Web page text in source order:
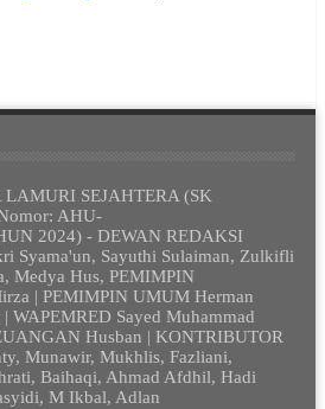
LAMURI SEJAHTERA (SK
AHU-
2024) - DEWAN REDAKSI
Syama'un, Sayuthi Sulaiman, Zulkifli
Medya Hus, PEMIMPIN
| PEMIMPIN UMUM Herman
WAPEMRED Sayed Muhammad
Husban | KONTRIBUTOR
Munawir, Mukhlis, Fazliani,
Baihaqi, Ahmad Afdhil, Hadi
M Ikbal, Adlan